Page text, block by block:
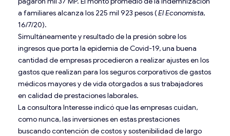
a familiares alcanza los 225 mil 923 pesos (El Economista,
16/7/20).
Simultáneamente y resultado de la presión sobre los
ingresos que porta la epidemia de Covid-19, una buena
cantidad de empresas procedieron a realizar ajustes en los
gastos que realizan para los seguros corporativos de gastos
médicos mayores y de vida otorgados a sus trabajadores
en calidad de prestaciones laborales.
La consultora Interesse indicó que las empresas cuidan,
como nunca, las inversiones en estas prestaciones
buscando contención de costos y sostenibilidad de largo